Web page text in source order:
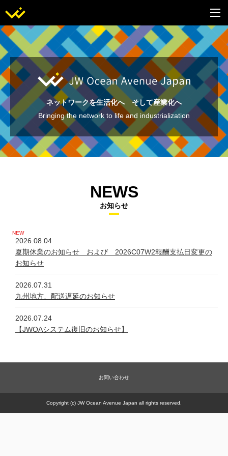
ネットワークを生活化へ そして産業化へ
Bringing the network to life and industrialization
NEWS
お知らせ
2026.08.04
夏期休業のお知らせ および 2026C07W2報酬支払日変更の
お知らせ
2026.07.31
九州地方、配送遅延のお知らせ
2026.07.24
【JWOAシステム復旧のお知らせ】
システム不具合について
新規商品【太古の甕 細胞浴サロン営業権】販売一時休止の件
お問い合わせ
Copyright (c) JW Ocean Avenue Japan all rights reserved.